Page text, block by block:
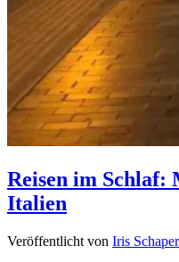
Reisen im Schlaf:
Italien
Veröffentlicht von Iris Schaper